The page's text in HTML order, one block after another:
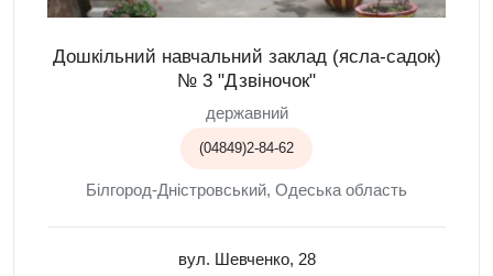
Дошкільний навчальний заклад (ясла-садок)
№ 3 "Дзвіночок"
державний
(04849)2-84-62
Білгород-Дністровський, Одеська область
вул. Шевченко, 28